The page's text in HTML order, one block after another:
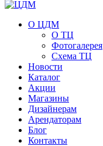
О ЦДМ
О ТЦ
Фотогалерея
Схема ТЦ
Новости
Каталог
Акции
Магазины
Дизайнерам
Арендаторам
Блог
Контакты